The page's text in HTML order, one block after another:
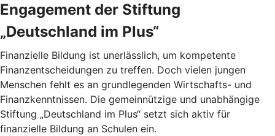
Engagement der Stiftung
„Deutschland im Plus“
Finanzielle Bildung ist unerlässlich, um kompetente
Finanzentscheidungen zu treffen. Doch vielen jungen
Menschen fehlt es an grundlegenden Wirtschafts- und
Finanzkenntnissen. Die gemeinnützige und unabhängige
Stiftung „Deutschland im Plus“ setzt sich aktiv für
finanzielle Bildung an Schulen ein.